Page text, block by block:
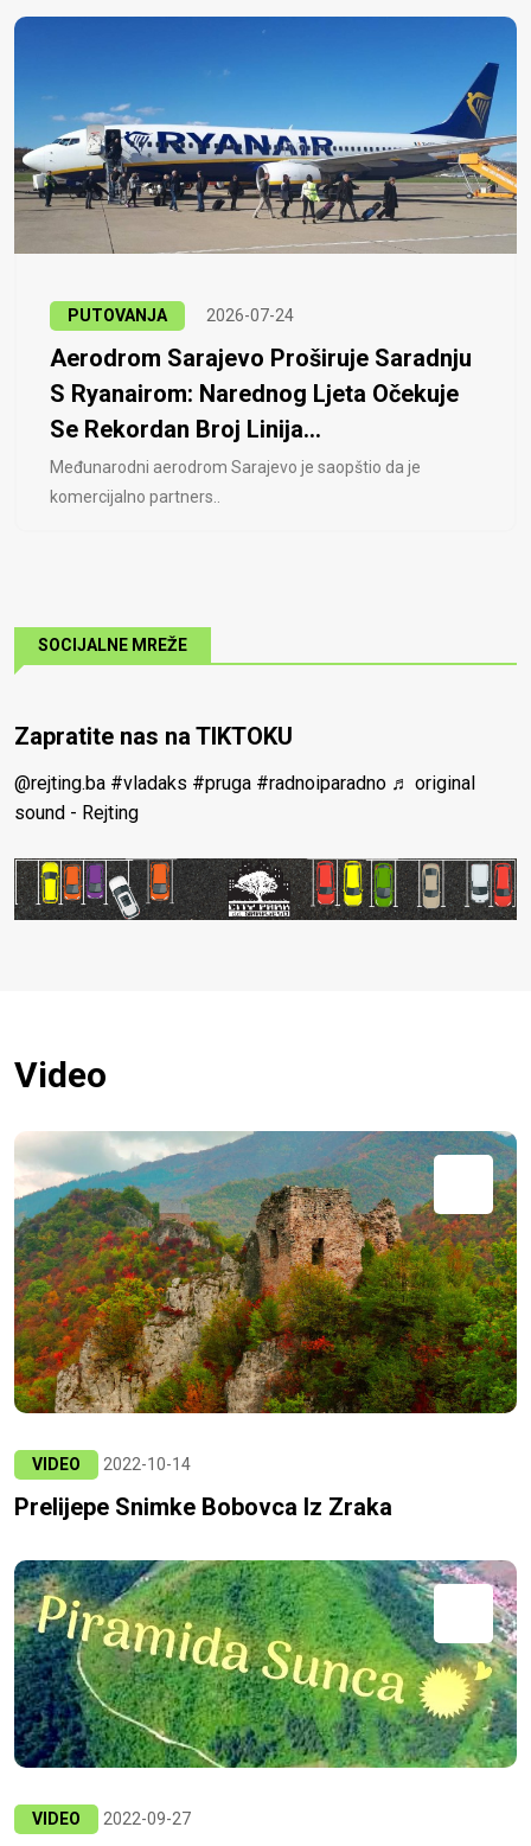
PUTOVANJA 2026-07-24
Aerodrom Sarajevo Proširuje Saradnju
S Ryanairom: Narednog Ljeta Očekuje
Se Rekordan Broj Linija...
Međunarodni aerodrom Sarajevo je saopštio da je
komercijalno partners..
SOCIJALNE MREŽE
Zapratite nas na TIKTOKU
@rejting.ba #vladaks #pruga #radnoiparadno ♬ original
sound - Rejting
Video
VIDEO 2022-10-14
Prelijepe Snimke Bobovca Iz Zraka
VIDEO 2022-09-27